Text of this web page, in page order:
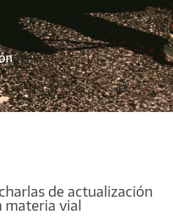
de actualización
materia vial